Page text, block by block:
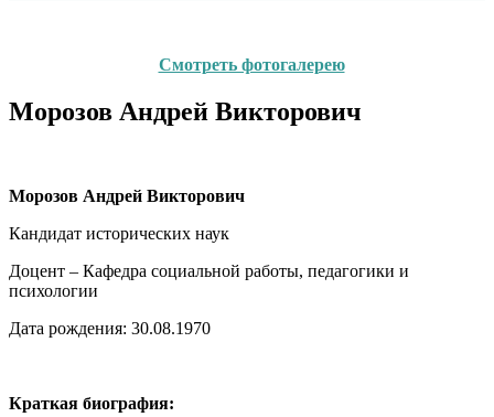
Смотреть фотогалерею
Морозов Андрей Викторович
Морозов Андрей Викторович
Кандидат исторических наук
Доцент – Кафедра социальной работы, педагогики и
психологии
Дата рождения: 30.08.1970
Краткая биография: